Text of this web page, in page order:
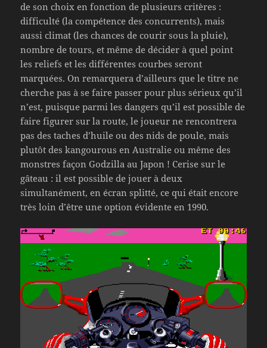
de son choix en fonction de plusieurs critères :
difficulté (la compétence des concurrents), mais
aussi climat (les chances de courir sous la pluie),
nombre de tours, et même de décider à quel point
les reliefs et les différentes courbes seront
marquées. On remarquera d’ailleurs que le titre ne
cherche pas à se faire passer pour plus sérieux qu’il
n’est, puisque parmi les dangers qu’il est possible de
faire figurer sur la route, le joueur ne rencontrera
pas des taches d’huile ou des nids de poule, mais
plutôt des kangourous en Australie ou même des
monstres façon Godzilla au Japon ! Cerise sur le
gâteau : il est possible de jouer à deux
simultanément, en écran splitté, ce qui était encore
très loin d’être une option évidente en 1990.